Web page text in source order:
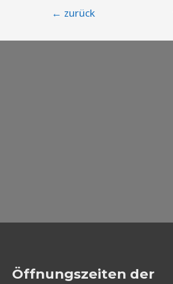
Beitragsnavigation
← zurück
Öffnungszeiten der